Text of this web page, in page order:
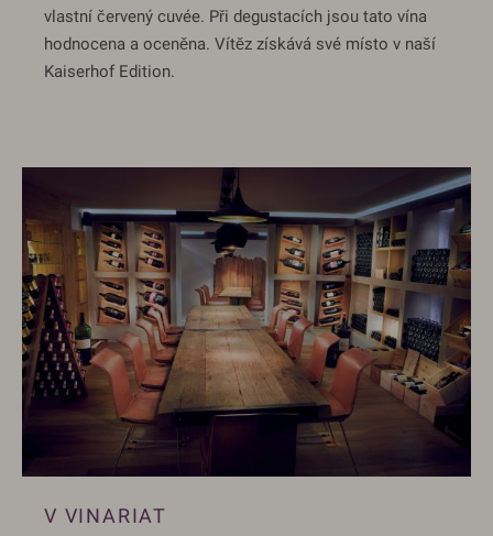
vlastní červený cuvée. Při degustacích jsou tato vína
hodnocena a oceněna. Vítěz získává své místo v naší
Kaiserhof Edition.
V VINARIAT